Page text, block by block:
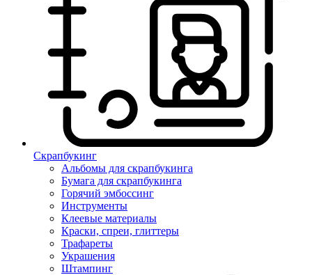
Скрапбукинг
Альбомы для скрапбукинга
Бумага для скрапбукинга
Горячий эмбоссинг
Инструменты
Клеевые материалы
Краски, спреи, глиттеры
Трафареты
Украшения
Штампинг